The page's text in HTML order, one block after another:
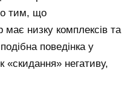
тим, що
низку комплексів та
поведінка у
«скидання» негативу,